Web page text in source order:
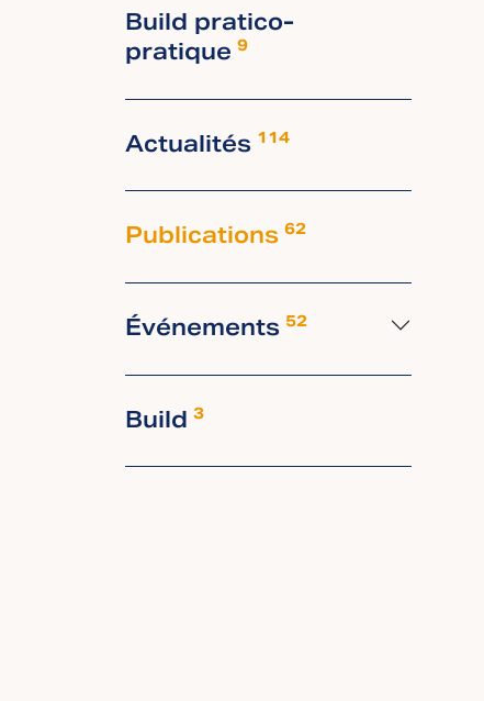
Build pratico-
pratique 9
Actualités 114
Publications 62
Événements 52
Build 3